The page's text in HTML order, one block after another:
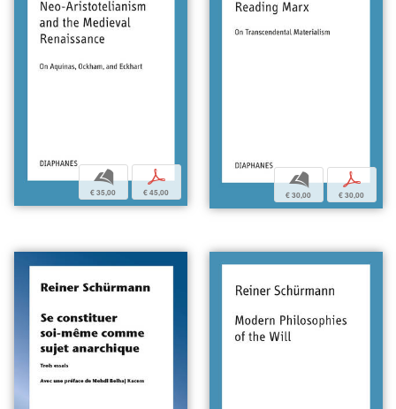
b
€ 35,00
p
€ 45,00
b
€ 30,00
p
€ 30,00